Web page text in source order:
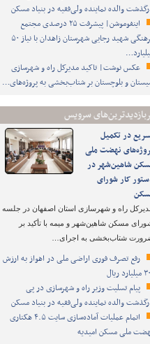
والده نماینده ولی‌فقیه در بنیاد مسکن
اینفوموشن| پیشرفت ۲۵ درصدی مجتمع
فرهنگی شهید رجایی شهرستان زاهدان با نیاز ۵۰
عکس نوشت| تاکید مدیرکل راه و شهرسازی
و بلوچستان بر شتاب‌بخشی به پروژه‌های…
سرویس
در تکمیل
نهضت ملی
شاهین‌شهر در
کار شورای
راه و شهرسازی استان اصفهان در جلسه
مسکن شاهین‌شهر و میمه با تأکید بر
شتاب‌بخشی به اجرای…
رفع تصرف فوری اراضی ملی در اهواز به ارزش
ریال
پیام تسلیت وزیر راه و شهرسازی در پی
والده نماینده ولی‌فقیه در بنیاد مسکن
اتمام عملیات آماده‌سازی سایت ۴.۵ هکتاری
ملی مسکن امیدیه